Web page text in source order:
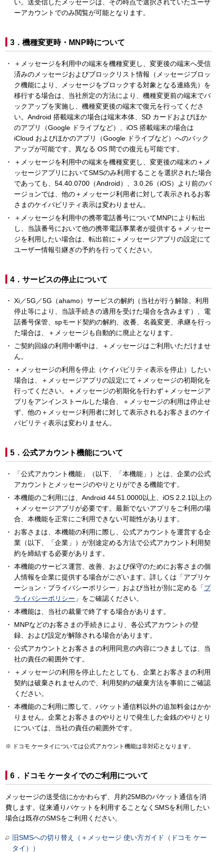
い。送受信したメッセージは、その時点で選択されていたユーザ
ーアカウントでのみ閲覧が可能となります。
3．機種変更時・MNP時について
＋メッセージを利用中の端末を機種変更し、変更後の端末へ受信
済みのメッセージおよびブロックリスト情報（メッセージブロッ
ク機能により、メッセージをブロックする対象となる連絡先）を
移行する場合は、当社所定の方法により、機種変更前の端末でバ
ックアップを実施し、機種変更後の端末で復元を行ってくださ
い。Android 搭載端末の場合は端末本体、SD カードおよびほか
のアプリ（Google ドライブなど）、iOS 搭載端末の場合は
iCloud およびほかのアプリ（Google ドライブなど）へのバック
アップが可能です。異なる OS 間での復元も可能です。
＋メッセージを利用中の端末を機種変更し、変更後の端末の＋メ
ッセージアプリにおいてSMSのみ利用することを選択された場合
であっても、54.40.0700（Android）、3.0.26（iOS）より前のバ
ージョンでは、他の＋メッセージ利用者に対して表示されるお客
さまのケイパビリティ表示は変わりません。
＋メッセージを利用中の携帯電話番号についてMNPにより転出
し、当該番号において他の携帯電話事業者が提供する＋メッセー
ジを利用したい場合は、転出前に＋メッセージアプリの設定にて
ユーザー情報引継ぎの予約を行ってください。
4．サービスの停止について
Xi／5G／5G（ahamo）サービスの解約（当社が行う解除、利用
停止等により、当該手続きの適用を受けた場合を含みます）、電
話番号保管、spモード契約の解約、改番、名義変更、承継を行っ
た場合は、＋メッセージも自動的に廃止となります。
ご契約回線の利用中断中は、＋メッセージはご利用いただけませ
ん。
＋メッセージの利用を停止（ケイパビリティ表示を停止）したい
場合は、＋メッセージアプリの設定にて＋メッセージの初期化を
行ってください。＋メッセージの初期化を行わず＋メッセージア
プリをアンインストールした場合、＋メッセージの利用は停止せ
ず、他の＋メッセージ利用者に対して表示されるお客さまのケイ
パビリティ表示は変わりません。
5．公式アカウント機能について
「公式アカウント機能」（以下、「本機能」）とは、企業の公式
アカウントとメッセージのやりとりができる機能です。
本機能のご利用には、Android 44.51.0000以上、iOS 2.2.1以上の
＋メッセージアプリが必要です。最新でないアプリをご利用の場
合、本機能を正常にご利用できない可能性があります。
お客さまは、本機能の利用に際し、公式アカウントを運営する企
業（以下、「企業」）が別途定める方法で公式アカウント利用契
約を締結する必要があります。
本機能のサービス運営、改善、および保守のためにお客さまの個
人情報を企業に提供する場合がございます。詳しくは「アプリケ
ーション・プライバシーポリシー」および当社が別に定める「プ
ライバシーポリシー 」をご確認ください。
本機能は、当社の裁量で終了する場合があります。
MNPなどのお客さまの手続きにより、各公式アカウントの登
録、および設定が解除される場合があります。
公式アカウントとお客さまの利用同意の内容につきましては、当
社の責任の範囲外です。
＋メッセージの利用を停止したとしても、企業とお客さまの利用
契約は破棄されませんので、利用契約の破棄方法を事前にご確認
ください。
本機能のご利用に際して、パケット通信料以外の追加料金はかか
りません。企業とお客さまのやりとりで発生した金銭のやりとり
については、当社の責任の範囲外です。
ドコモ ケータイについては公式アカウント機能は非対応となります。
6．ドコモ ケータイでのご利用について
メッセージの送受信にかかわらず、月約25MBのパケット通信を消
費します。従来通りパケットを利用することなくSMSを利用したい
場合は既存のSMSをご利用ください。
旧SMSへの切り替え（＋メッセージ 使い方ガイド（ドコモ ケー
タイ））